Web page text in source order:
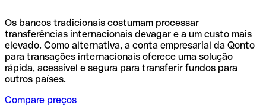
Os bancos tradicionais costumam processar
transferências internacionais devagar e a um custo mais
elevado. Como alternativa, a conta empresarial da Qonto
para transações internacionais oferece uma solução
rápida, acessível e segura para transferir fundos para
outros países.
Compare preços